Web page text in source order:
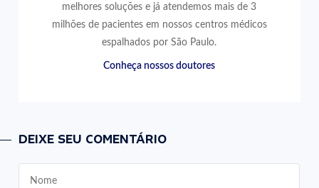
melhores soluções e já atendemos mais de 3
milhões de pacientes em nossos centros médicos
espalhados por São Paulo.
Conheça nossos doutores
DEIXE SEU COMENTÁRIO